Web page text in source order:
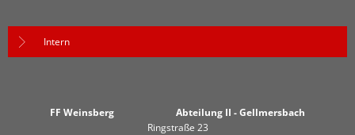
Intern
FF Weinsberg Abteilung II - Gellmersbach
Ringstraße 23